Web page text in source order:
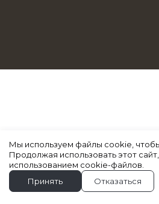
Мы используем файлы cookie, чтобы
Продолжая использовать этот
использованием cookie-файлов.
Отказаться
Принять